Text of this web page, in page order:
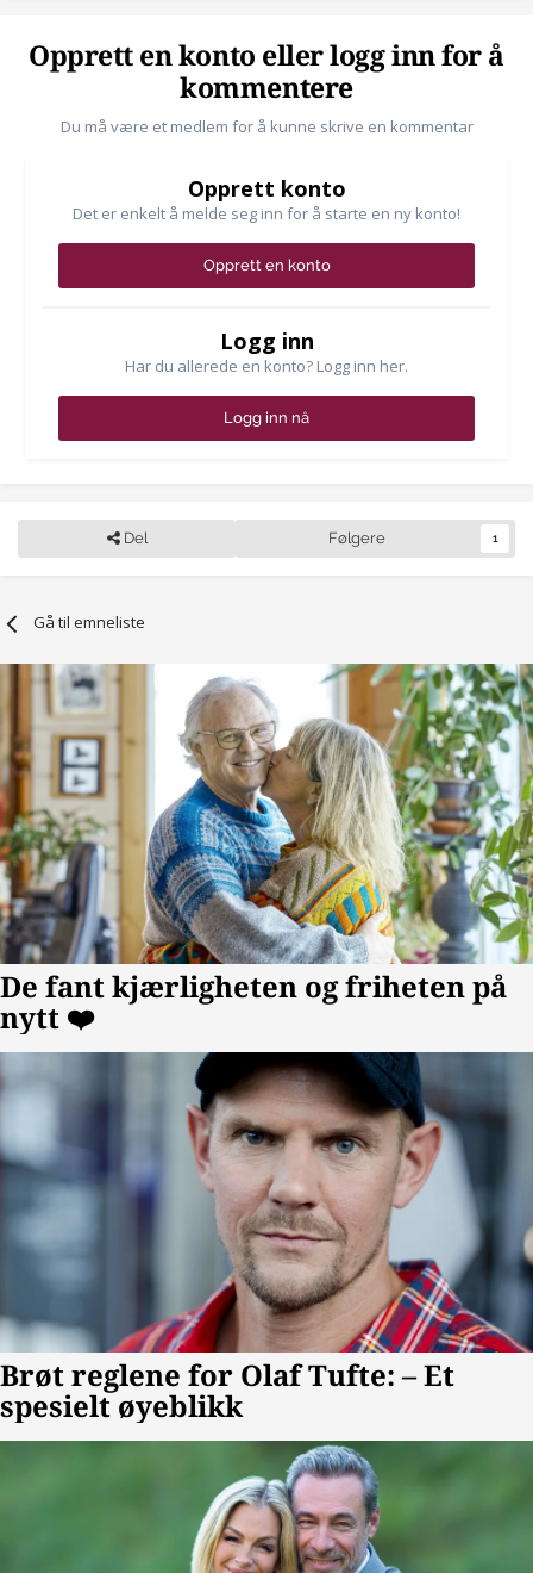
Opprett en konto eller logg inn for å
kommentere
Du må være et medlem for å kunne skrive en kommentar
Opprett konto
Det er enkelt å melde seg inn for å starte en ny konto!
Opprett en konto
Logg inn
Har du allerede en konto? Logg inn her.
Logg inn nå
Del Følgere 1
Gå til emneliste